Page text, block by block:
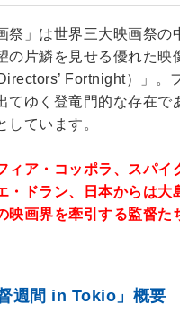
祭」は世界三大映画祭
の片鱗を見せる優れた
Fortnight）」。
てゆく登竜門的な存在
しています。
ア・コッポラ、スパイ
・ドラン、日本からは
映画界を牽引する監督た
週間 in Tokio」概要